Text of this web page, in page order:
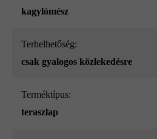
kagylómész
Terhelhetőség:
csak gyalogos közlekedésre
Terméktípus:
teraszlap